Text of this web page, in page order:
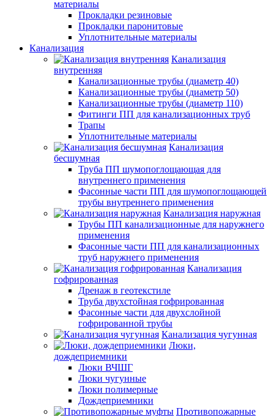
материалы
Прокладки резиновые
Прокладки паронитовые
Уплотнительные материалы
Канализация
Канализация
внутренняя
Канализационные трубы (диаметр 40)
Канализационные трубы (диаметр 50)
Канализационные трубы (диаметр 110)
Фитинги ПП для канализационных труб
Трапы
Уплотнительные материалы
Канализация
бесшумная
Труба ПП шумопоглощающая для
внутреннего применения
Фасонные части ПП для шумопоглощающей
трубы внутреннего применения
Канализация наружная
Трубы ПП канализационные для наружнего
применения
Фасонные части ПП для канализационных
труб наружнего применения
Канализация
гофрированная
Дренаж в геотекстиле
Труба двухстойная гофрированная
Фасонные части для двухслойной
гофрированной трубы
Канализация чугунная
Люки,
дождеприемники
Люки ВЧШГ
Люки чугунные
Люки полимерные
Дождеприемники
Противопожарные